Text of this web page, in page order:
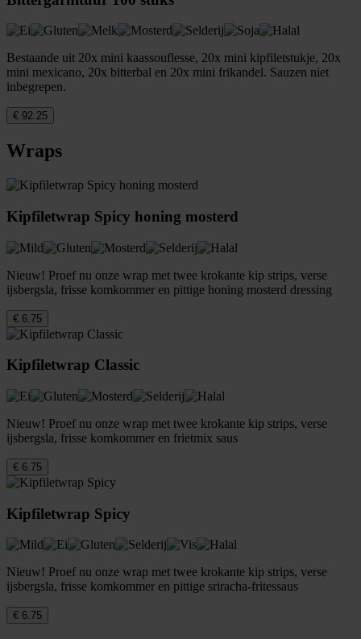
Bestaande uit 20x mini kaassouflesse, 20x mini kipfiletstukje, 20x
mini mexicano, 20x bitterbal en 20x mini frikandel. Sauzen niet
inbegrepen.
€ 92.25
Wraps
Kipfiletwrap Spicy honing mosterd
Nieuw! Proef nu onze wrap met twee krokante kip strips, verse
ijsbergsla, frisse komkommer en pittige honing mosterd dressing
€ 6.75
Kipfiletwrap Classic
Nieuw! Proef nu onze wrap met twee krokante kip strips, verse
ijsbergsla, frisse komkommer en frietmix saus
€ 6.75
Kipfiletwrap Spicy
Nieuw! Proef nu onze wrap met twee krokante kip strips, verse
ijsbergsla, frisse komkommer en pittige sriracha-fritessaus
€ 6.75